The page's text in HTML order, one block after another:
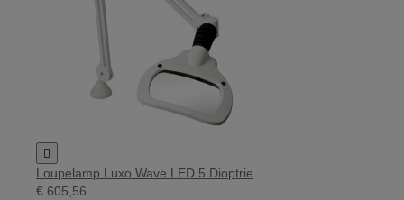

Loupelamp Luxo Wave LED 5 Dioptrie
€ 605,56